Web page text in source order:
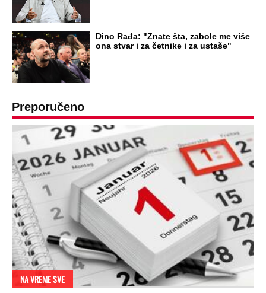
Dino Rađa: "Znate šta, zabole me više
ona stvar i za četnike i za ustaše"
Preporučeno
NA VREME SVE